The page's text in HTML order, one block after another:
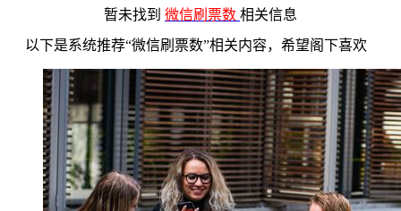
暂未找到 微信刷票数 相关信息
以下是系统推荐“微信刷票数”相关内容，希望阁下喜欢